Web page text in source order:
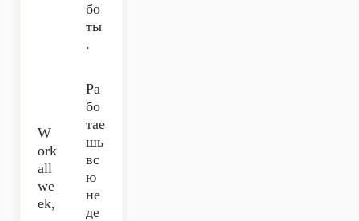
бо
ты
.
W
ork
all
we
ek,
Ра
бо
тае
шь
вс
ю
не
де